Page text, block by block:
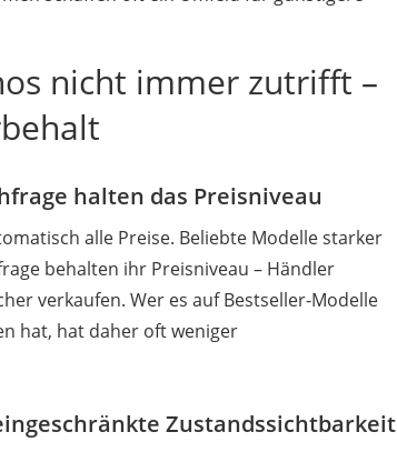
nicht immer zutrifft –
halten das Preisniveau
alle Preise. Beliebte Modelle starker
behalten ihr Preisniveau – Händler
verkaufen. Wer es auf Bestseller-Modelle
hat, hat daher oft weniger
Zustandssichtbarkeit